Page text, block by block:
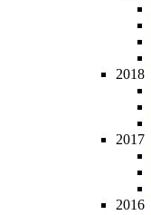
2018
2017
2016